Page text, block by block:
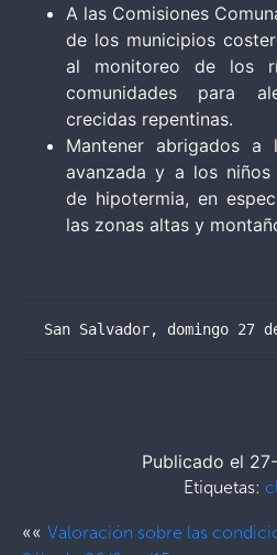
A las Comisiones
de los municipios
al monitoreo de los
comunidades para
crecidas repentinas.
Mantener abrigados a
avanzada y a los
de hipotermia, en
las zonas altas y
San Salvador, domingo 27
Publicado el
Etiquetas:
«« Valoración sobre las